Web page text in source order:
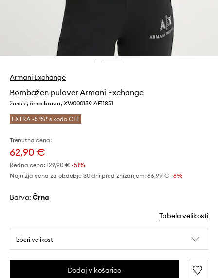
Armani Exchange
Bombažen pulover Armani Exchange
ženski, črna barva, XW000159 AF11851
EXTRA -5 %* s kodo OFF
Trenutna cena:
62,90 €
Redna cena: 129,90 € -51%
Najnižja cena za obdobje 30 dni pred znižanjem: 66,99 € -6%
Barva: črna
Tabela velikosti
Izberi velikost
Dodaj v košarico